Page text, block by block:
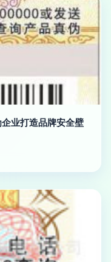
业打造品牌安全壁